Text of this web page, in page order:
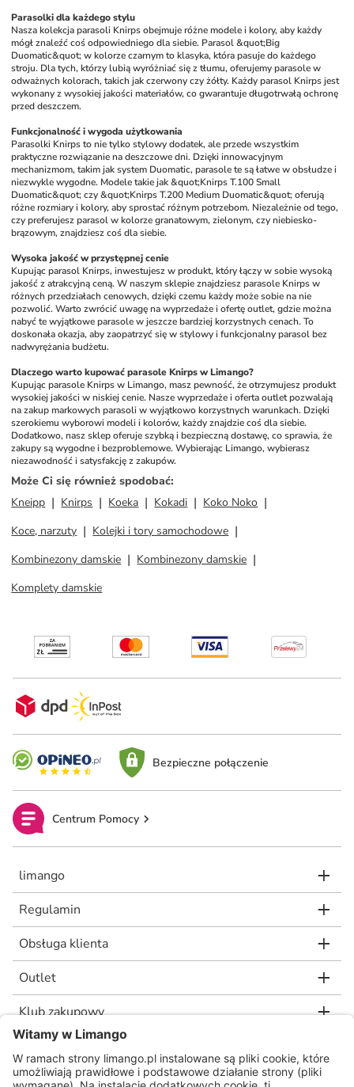
Parasolki dla każdego stylu
Nasza kolekcja parasoli Knirps obejmuje różne modele i kolory, aby każdy
mógł znaleźć coś odpowiedniego dla siebie. Parasol &quot;Big
Duomatic&quot; w kolorze czarnym to klasyka, która pasuje do każdego
stroju. Dla tych, którzy lubią wyróżniać się z tłumu, oferujemy parasole w
odważnych kolorach, takich jak czerwony czy żółty. Każdy parasol Knirps jest
wykonany z wysokiej jakości materiałów, co gwarantuje długotrwałą ochronę
przed deszczem.
Funkcjonalność i wygoda użytkowania
Parasolki Knirps to nie tylko stylowy dodatek, ale przede wszystkim
praktyczne rozwiązanie na deszczowe dni. Dzięki innowacyjnym
mechanizmom, takim jak system Duomatic, parasole te są łatwe w obsłudze i
niezwykle wygodne. Modele takie jak &quot;Knirps T.100 Small
Duomatic&quot; czy &quot;Knirps T.200 Medium Duomatic&quot; oferują
różne rozmiary i kolory, aby sprostać różnym potrzebom. Niezależnie od tego,
czy preferujesz parasol w kolorze granatowym, zielonym, czy niebiesko-
brązowym, znajdziesz coś dla siebie.
Wysoka jakość w przystępnej cenie
Kupując parasol Knirps, inwestujesz w produkt, który łączy w sobie wysoką
jakość z atrakcyjną ceną. W naszym sklepie znajdziesz parasole Knirps w
różnych przedziałach cenowych, dzięki czemu każdy może sobie na nie
pozwolić. Warto zwrócić uwagę na wyprzedaże i ofertę outlet, gdzie można
nabyć te wyjątkowe parasole w jeszcze bardziej korzystnych cenach. To
doskonała okazja, aby zaopatrzyć się w stylowy i funkcjonalny parasol bez
nadwyrężania budżetu.
Dlaczego warto kupować parasole Knirps w Limango?
Kupując parasole Knirps w Limango, masz pewność, że otrzymujesz produkt
wysokiej jakości w niskiej cenie. Nasze wyprzedaże i oferta outlet pozwalają
na zakup markowych parasoli w wyjątkowo korzystnych warunkach. Dzięki
szerokiemu wyborowi modeli i kolorów, każdy znajdzie coś dla siebie.
Dodatkowo, nasz sklep oferuje szybką i bezpieczną dostawę, co sprawia, że
zakupy są wygodne i bezproblemowe. Wybierając Limango, wybierasz
niezawodność i satysfakcję z zakupów.
Może Ci się również spodobać:
Kneipp
Knirps Koeka Kokadi
Koko Noko
Koce, narzuty
Kolejki i tory samochodowe
Kombinezony damskie
Kombinezony damskie
Komplety damskie
Bezpieczne połączenie
Centrum Pomocy
limango
Regulamin
Obsługa klienta
Outlet
Klub zakupowy